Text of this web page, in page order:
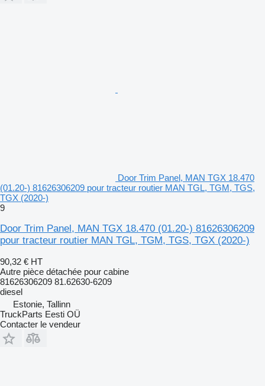
Door Trim Panel, MAN TGX 18.470
(01.20-) 81626306209 pour tracteur routier MAN TGL, TGM, TGS,
TGX (2020-)
9
Door Trim Panel, MAN TGX 18.470 (01.20-) 81626306209
pour tracteur routier MAN TGL, TGM, TGS, TGX (2020-)
90,32 € HT
Autre pièce détachée pour cabine
81626306209 81.62630-6209
diesel
Estonie, Tallinn
TruckParts Eesti OÜ
Contacter le vendeur